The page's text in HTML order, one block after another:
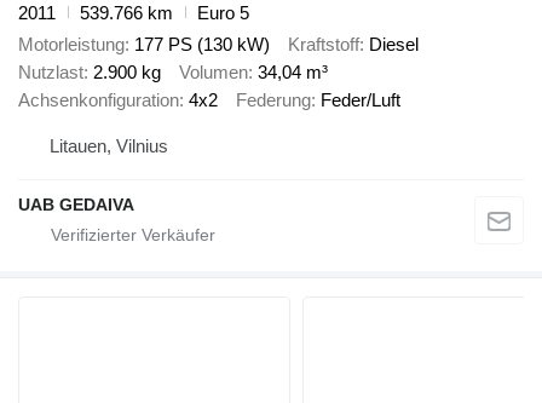
2011
539.766 km
Euro 5
Motorleistung 177 PS (130 kW) Kraftstoff Diesel
Nutzlast 2.900 kg Volumen 34,04 m³
Achsenkonfiguration 4x2 Federung Feder/Luft
Litauen, Vilnius
UAB GEDAIVA